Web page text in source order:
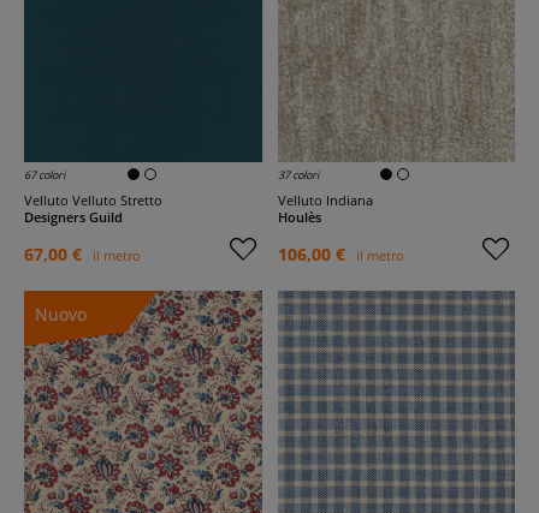
67 colori
Velluto Velluto Stretto
Designers Guild
67,00 € il metro
37 colori
Velluto Indiana
Houlès
106,00 € il metro
Nuovo